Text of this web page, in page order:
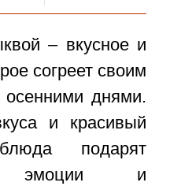
– вкусное и
согреет своим
днями.
и красивый
подарят
эмоции и